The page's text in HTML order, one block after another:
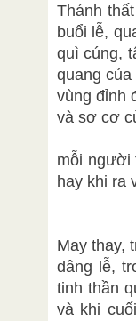
Thánh
buổi lễ,
quì cúng,
quang
vùng đỉnh
và sơ cơ
mỗi người
hay khi ra
May thay,
dâng lễ,
tinh thần
và khi